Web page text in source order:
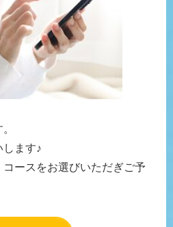
します♪
コースをお選びいただぎご予